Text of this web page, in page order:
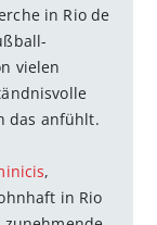
in Rio de
vielen
das anfühlt.
,
in Rio